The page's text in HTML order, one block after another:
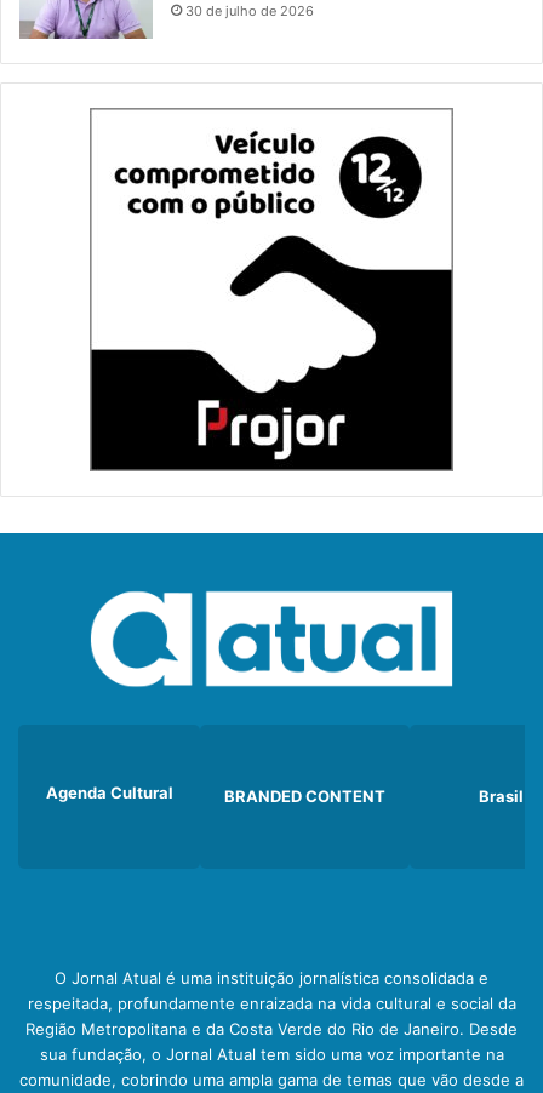
30 de julho de 2026
Agenda Cultural BRANDED CONTENT Brasil
O Jornal Atual é uma instituição jornalística consolidada e
respeitada, profundamente enraizada na vida cultural e social da
Região Metropolitana e da Costa Verde do Rio de Janeiro. Desde
sua fundação, o Jornal Atual tem sido uma voz importante na
comunidade, cobrindo uma ampla gama de temas que vão desde a